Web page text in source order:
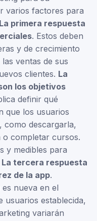
varios factores para
La primera respuesta
. Estos deben
y de crecimiento
ventas de sus
clientes. La
los objetivos
definir qué
que los usuarios
como descargarla,
o completar cursos.
y medibles para
La tercera respuesta
de la app.
nueva en el
usuarios establecida,
variarán